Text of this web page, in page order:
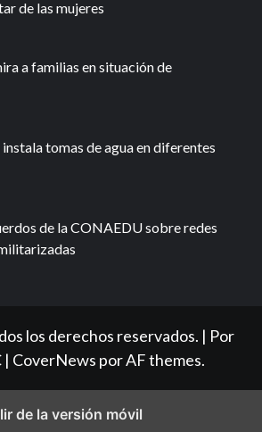
de las mujeres
a familias en situación de
tomas de agua en diferentes
de la CONAEDU sobre redes
los derechos reservados. | Por
| CoverNews por AF themes.
de la versión móvil